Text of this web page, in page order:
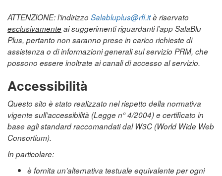
ATTENZIONE: l’indirizzo Salabluplus@rfi.itè riservato
esclusivamenteai suggerimenti riguardanti l’app SalaBlu
Plus, pertanto non saranno prese in carico richieste di
assistenza o di informazioni generali sul servizio PRM, che
possono essere inoltrate ai canali di accesso al servizio.
Accessibilità
Questo sito è stato realizzato nel rispetto della normativa
vigente sull’accessibilità (Legge n° 4/2004) e certificato in
base agli standard raccomandati dal W3C (World Wide Web
Consortium).
In particolare:
è fornita un'alternativa testuale equivalente per ogni